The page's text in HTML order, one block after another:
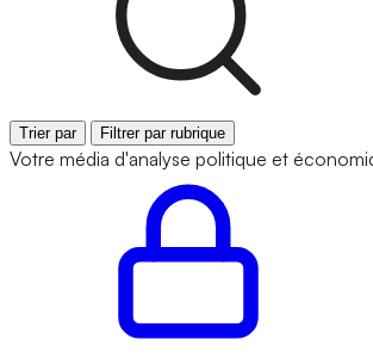
Trier par Filtrer par rubrique
Votre média d'analyse politique et